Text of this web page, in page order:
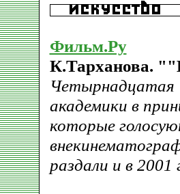
Фильм.Ру
К.Тарханова.
Четырнадцатая
академики в
которые
раздали и в 2001